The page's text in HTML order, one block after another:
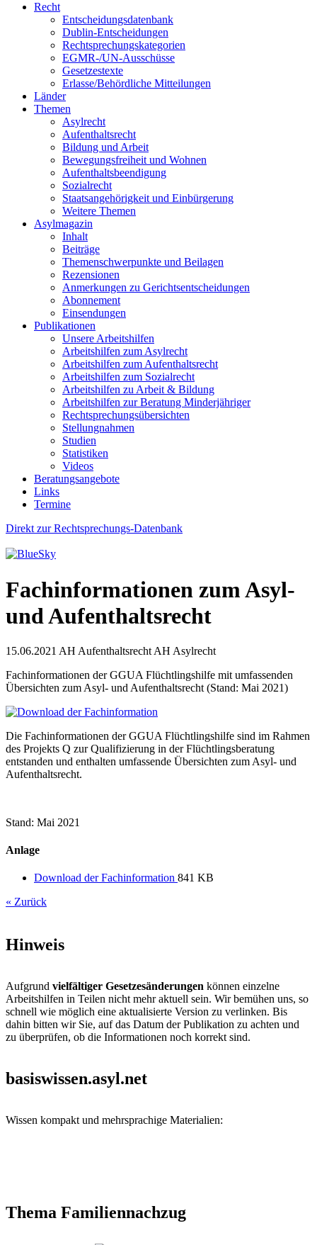
Recht
Entscheidungsdatenbank
Dublin-Entscheidungen
Rechtsprechungskategorien
EGMR-/UN-Ausschüsse
Gesetzestexte
Erlasse/Behördliche Mitteilungen
Länder
Themen
Asylrecht
Aufenthaltsrecht
Bildung und Arbeit
Bewegungsfreiheit und Wohnen
Aufenthaltsbeendigung
Sozialrecht
Staatsangehörigkeit und Einbürgerung
Weitere Themen
Asylmagazin
Inhalt
Beiträge
Themenschwerpunkte und Beilagen
Rezensionen
Anmerkungen zu Gerichtsentscheidungen
Abonnement
Einsendungen
Publikationen
Unsere Arbeitshilfen
Arbeitshilfen zum Asylrecht
Arbeitshilfen zum Aufenthaltsrecht
Arbeitshilfen zum Sozialrecht
Arbeitshilfen zu Arbeit & Bildung
Arbeitshilfen zur Beratung Minderjähriger
Rechtsprechungsübersichten
Stellungnahmen
Studien
Statistiken
Videos
Beratungsangebote
Links
Termine
Direkt zur Rechtsprechungs-Datenbank
Fachinformationen zum Asyl-
und Aufenthaltsrecht
15.06.2021 AH Aufenthaltsrecht AH Asylrecht
Fachinformationen der GGUA Flüchtlingshilfe mit umfassenden
Übersichten zum Asyl- und Aufenthaltsrecht (Stand: Mai 2021)
Die Fachinformationen der GGUA Flüchtlingshilfe sind im Rahmen
des Projekts Q zur Qualifizierung in der Flüchtlingsberatung
entstanden und enthalten umfassende Übersichten zum Asyl- und
Aufenthaltsrecht.
Stand: Mai 2021
Anlage
Download der Fachinformation 841 KB
« Zurück
Hinweis
Aufgrund vielfältiger Gesetzesänderungen können einzelne
Arbeitshilfen in Teilen nicht mehr aktuell sein. Wir bemühen uns, so
schnell wie möglich eine aktualisierte Version zu verlinken. Bis
dahin bitten wir Sie, auf das Datum der Publikation zu achten und
zu überprüfen, ob die Informationen noch korrekt sind.
basiswissen.asyl.net
Wissen kompakt und mehrsprachige Materialien:
Thema Familiennachzug